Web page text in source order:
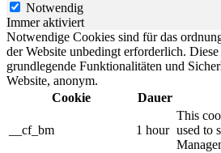
Notwendig
Immer aktiviert
Notwendige Cookies sind für das
der Website unbedingt erforderlich.
grundlegende Funktionalitäten und
Website, anonym.
Cookie
Dauer
__cf_bm 1 hour
This
used to